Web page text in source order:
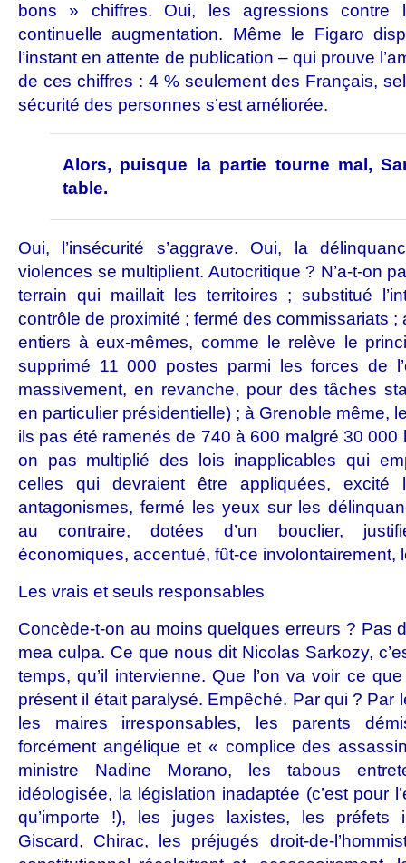
bons » chiffres. Oui, les agressions contre
continuelle augmentation. Même le Figaro
l’instant en attente de publication – qui prouve
de ces chiffres : 4 % seulement des Français,
sécurité des personnes s’est améliorée.
Alors, puisque la partie tourne mal,
table.
Oui, l’insécurité s’aggrave. Oui, la
violences se multiplient. Autocritique ? N’a-t-on
terrain qui maillait les territoires ; substitué
contrôle de proximité ; fermé des commissariats
entiers à eux-mêmes, comme le relève le
supprimé 11 000 postes parmi les forces de
massivement, en revanche, pour des tâches
en particulier présidentielle) ; à Grenoble même,
ils pas été ramenés de 740 à 600 malgré 30 000
on pas multiplié des lois inapplicables qui
celles qui devraient être appliquées, excité
antagonismes, fermé les yeux sur les
au contraire, dotées d’un bouclier,
économiques, accentué, fût-ce involontairement,
Les vrais et seuls responsables
Concède-t-on au moins quelques erreurs ? Pas
mea culpa. Ce que nous dit Nicolas Sarkozy,
temps, qu’il intervienne. Que l’on va voir ce
présent il était paralysé. Empêché. Par qui ? Par
les maires irresponsables, les parents
forcément angélique et « complice des
ministre Nadine Morano, les tabous
idéologisée, la législation inadaptée (c’est pour
qu’importe !), les juges laxistes, les préfets
Giscard, Chirac, les préjugés droit-de-